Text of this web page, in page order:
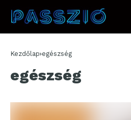
Kezdőlap egészség
egészség